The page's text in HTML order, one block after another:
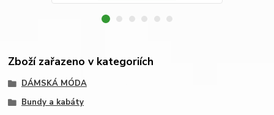
Zboží zařazeno v kategoriích
DÁMSKÁ MÓDA
Bundy a kabáty